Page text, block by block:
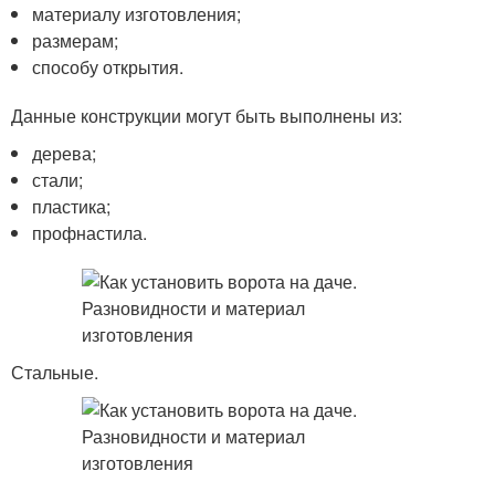
материалу изготовления;
размерам;
способу открытия.
Данные конструкции могут быть выполнены из:
дерева;
стали;
пластика;
профнастила.
Стальные.